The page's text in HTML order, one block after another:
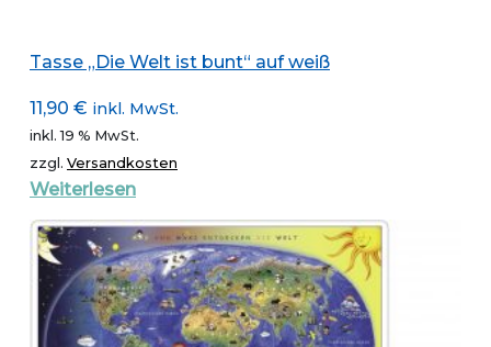
Tasse „Die Welt ist bunt“ auf weiß
11,90 € inkl. MwSt.
inkl. 19 % MwSt.
zzgl. Versandkosten
Weiterlesen